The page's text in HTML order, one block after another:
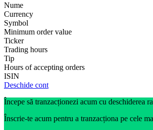
Nume
Currency
Symbol
Minimum order value
Ticker
Trading hours
Tip
Hours of accepting orders
ISIN
Deschide cont
Începe să tranzacționezi acum cu deschiderea
Înscrie-te acum pentru a tranzacționa pe cele